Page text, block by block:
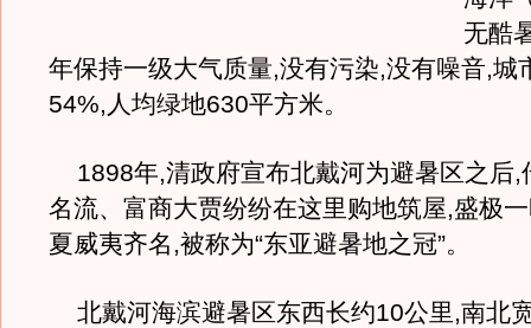
无酷
年保持一级大气质量,没有污染,没有噪音,城
54%,人均绿地630平方米。
1898年,清政府宣布北戴河为避暑区之后,
名流、富商大贾纷纷在这里购地筑屋,盛极
夏威夷齐名,被称为“东亚避暑地之冠”。
北戴河海滨避暑区东西长约10公里,南北